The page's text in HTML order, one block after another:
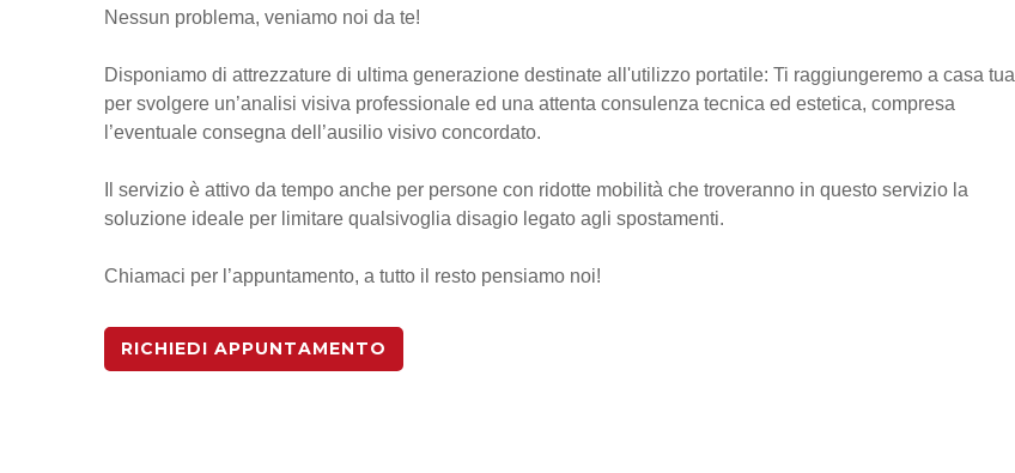
Nessun problema, veniamo noi da te!
Disponiamo di attrezzature di ultima generazione destinate all'utilizzo portatile: Ti raggiungeremo a casa tua
per svolgere un’analisi visiva professionale ed una attenta consulenza tecnica ed estetica, compresa
l’eventuale consegna dell’ausilio visivo concordato.
Il servizio è attivo da tempo anche per persone con ridotte mobilità che troveranno in questo servizio la
soluzione ideale per limitare qualsivoglia disagio legato agli spostamenti.
Chiamaci per l’appuntamento, a tutto il resto pensiamo noi!
RICHIEDI APPUNTAMENTO